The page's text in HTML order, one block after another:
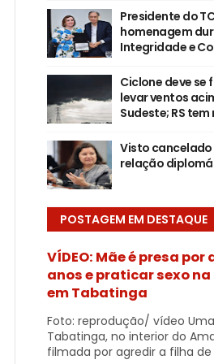
Presidente do
homenagem
Integridade e
Ciclone deve se
levar ventos
Sudeste; RS
Visto
relação
POSTAGEM EM DESTAQUE
VÍDEO: Mãe é presa
anos e praticar sexo
em Tabatinga
Foto: reprodução/ vídeo
Tabatinga, no interior do
filmada por agredir a filha